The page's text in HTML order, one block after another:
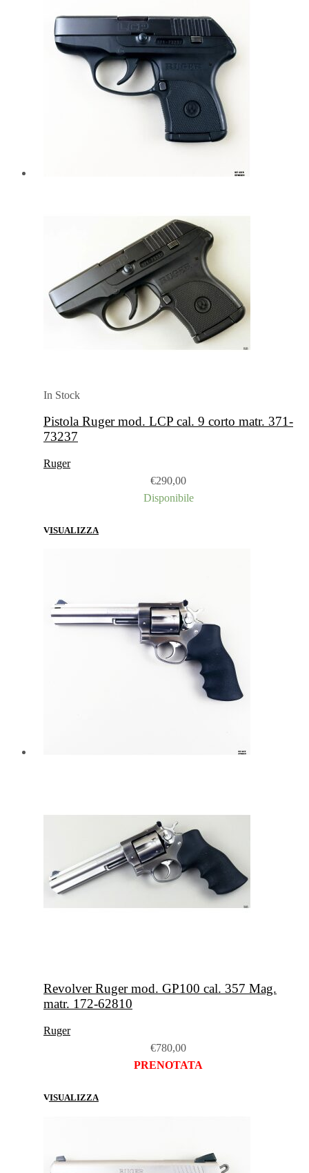
In Stock
Pistola Ruger mod. LCP cal. 9 corto matr. 371-
73237
Ruger
€290,00
Disponibile
VISUALIZZA
Revolver Ruger mod. GP100 cal. 357 Mag.
matr. 172-62810
Ruger
€780,00
PRENOTATA
VISUALIZZA